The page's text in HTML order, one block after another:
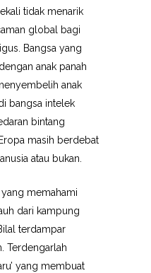
tidak menarik
global bagi
Bangsa yang
anak panah
anak
bangsa intelek
bintang
masih berdebat
atau bukan.
yang memahami
dari kampung
terdampar
Terdengarlah
yang membuat